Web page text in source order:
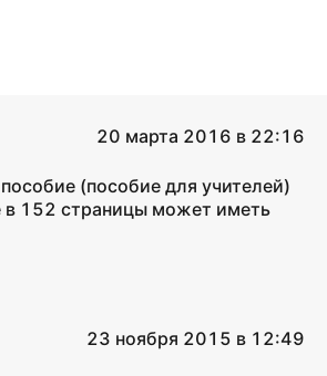
20 марта 2016 в 22:16
(пособие для учителей)
в 152 страницы может иметь
23 ноября 2015 в 12:49